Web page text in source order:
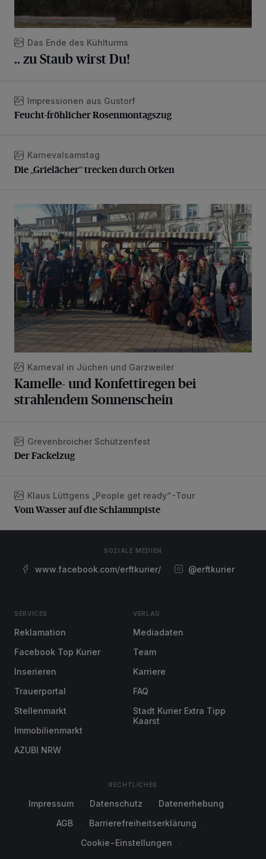
Das Ende des Kühlturms
.. zu Staub wirst Du!
Feucht-fröhlicher Rosenmontagszug
Impressionen aus Gustorf
Feucht-fröhlicher Rosenmontagszug
Die „Grielächer“ trecken durch Orken
Karnevalsamstag
Die „Grielächer“ trecken durch Orken
Kamelle- und Konfettiregen bei strahlendem Sonnenschein
Karneval in Jüchen und Garzweiler
Kamelle- und Konfettiregen bei
strahlendem Sonnenschein
Der Fackelzug
Grevenbroicher Schützenfest
Der Fackelzug
Vom Wasser auf die Schlammpiste
Klaus Lüttgens „People get ready“-Tour
Vom Wasser auf die Schlammpiste
SOZIALE MEDIEN
www.facebook.com/erftkurier/ @erftkurier
SERVICES
Reklamation
Facebook Top Kurier
Inserieren
Trauerportal
Stellenmarkt
Immobilienmarkt
AZUBI NRW
VERLAG
Mediadaten
Team
Karriere
FAQ
Stadt Kurier Extra Tipp
Kaarst
RECHTLICHES
Impressum Datenschutz
Datenerhebung
AGB
Barrierefreiheitserklärung
Cookie-Einstellungen